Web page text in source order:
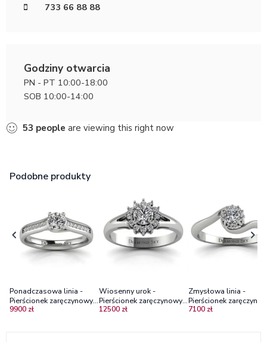
733 66 88 88
Godziny otwarcia
PN - PT 10:00-18:00
SOB 10:00-14:00
53 people are viewing this right now
Podobne produkty
Ponadczasowa linia -
Pierścionek zaręczynowy z
palladu z diamentami
9900 zł
Wiosenny urok -
Pierścionek zaręczynowy z
palladu z diamentami
12500 zł
Zmysłowa linia -
Pierścionek
palladu z brylantami
7100 zł